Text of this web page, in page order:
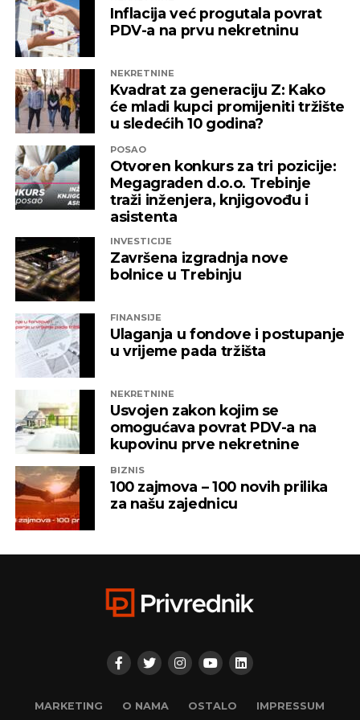
saopšteno je iz “Invictusa”.
Kažu i da su sada izloženi potezima koji nemaju bilo
kakve veze sa normalnim poslovanjem i
poštovanjem zakonskih normi, a da ih relevantne
institucije kao savjesnog poslovnog subjekta nisu u
stanju zaštiti, zbog čega moraju priznati da je teško
pronaći adekvatniji odgovor koji ne bi uključivao
ozbiljnije rezove u samoj kompaniji.
Podsjetimo, 18. juna ove godine američka
uvela je sankcije nizu kompanija koje “čine mrežu
podrške predsjedniku Republike Srpske Miloradu
Dodiku”, a “Infinity International” se našao među
njima, skupa sa firmama “Infinity Media”, “Prointer
ITSS”, “Sirius 2010”, “Kaldera”, “K-2 Audio” u čijem je
vlasništvu Alternativna televizija, “Una World” u
čijem je vlasništvu bila “Una TV”.
Iz “Infinity-ja” su tada saopštili da će bez posla ostati
oko 800 ljudi, a spas su potražili u registrovanju
novih kompanija i promjenama vlasničke strukture,
pretvarajućći dotatašnje rukovodioce u vlasnike.
„Invictus“ su prije mjesec dana osnovali menadžeri
„Prointera“ i „Siriusa”.
REKLAMA
Inflacija već progutala povrat
PDV-a na prvu nekretninu
NEKRETNINE
Kvadrat za generaciju Z: Kako
će mladi kupci promijeniti tržište
u sledećih 10 godina?
POSAO
Otvoren konkurs za tri pozicije:
Megagraden d.o.o. Trebinje
traži inženjera, knjigovođu i
asistenta
INVESTICIJE
Završena izgradnja nove
bolnice u Trebinju
FINANSIJE
Ulaganja u fondove i postupanje
u vrijeme pada tržišta
NEKRETNINE
Usvojen zakon kojim se
omogućava povrat PDV-a na
kupovinu prve nekretnine
BIZNIS
100 zajmova – 100 novih prilika
za našu zajednicu
MARKETING O NAMA OSTALO IMPRESSUM